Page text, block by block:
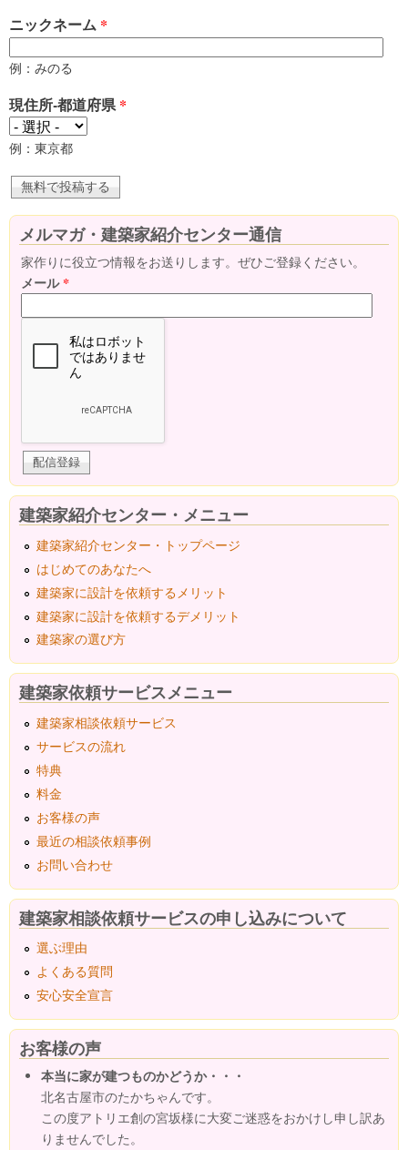
ニックネーム *
例：みのる
現住所-都道府県*
例：東京都
メルマガ・建築家紹介センター通信
家作りに役立つ情報をお送りします。ぜひご登録ください。
メール*
建築家紹介センター・メニュー
建築家紹介センター・トップページ
はじめてのあなたへ
建築家に設計を依頼するメリット
建築家に設計を依頼するデメリット
建築家の選び方
建築家依頼サービスメニュー
建築家相談依頼サービス
サービスの流れ
特典
料金
お客様の声
最近の相談依頼事例
お問い合わせ
建築家相談依頼サービスの申し込みについて
選ぶ理由
よくある質問
安心安全宣言
お客様の声
本当に家が建つものかどうか・・・
北名古屋市のたかちゃんです。
この度アトリエ創の宮坂様に大変ご迷惑をおかけし申し訳あ
りませんでした。